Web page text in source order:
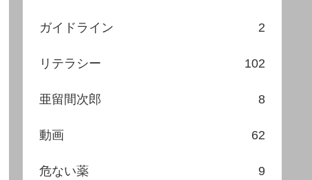
ガイドライン 2
リテラシー 102
亜留間次郎 8
動画 62
危ない薬 9